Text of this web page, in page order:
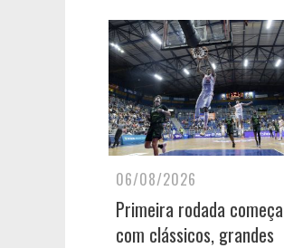
06/08/2026
Primeira rodada começa
com clássicos, grandes